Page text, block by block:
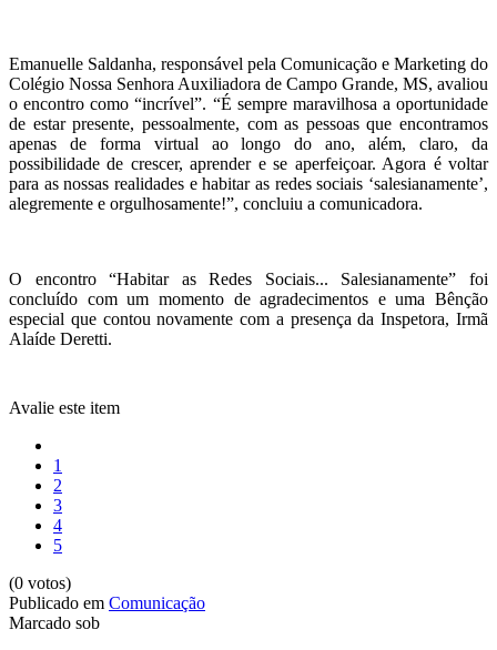
Emanuelle Saldanha, responsável pela Comunicação e Marketing do
Colégio Nossa Senhora Auxiliadora de Campo Grande, MS, avaliou
o encontro como “incrível”. “É sempre maravilhosa a oportunidade
de estar presente, pessoalmente, com as pessoas que encontramos
apenas de forma virtual ao longo do ano, além, claro, da
possibilidade de crescer, aprender e se aperfeiçoar. Agora é voltar
para as nossas realidades e habitar as redes sociais ‘salesianamente’,
alegremente e orgulhosamente!”, concluiu a comunicadora.
O encontro “Habitar as Redes Sociais... Salesianamente” foi
concluído com um momento de agradecimentos e uma Bênção
especial que contou novamente com a presença da Inspetora, Irmã
Alaíde Deretti.
Avalie este item
1
2
3
4
5
(0 votos)
Publicado em Comunicação
Marcado sob